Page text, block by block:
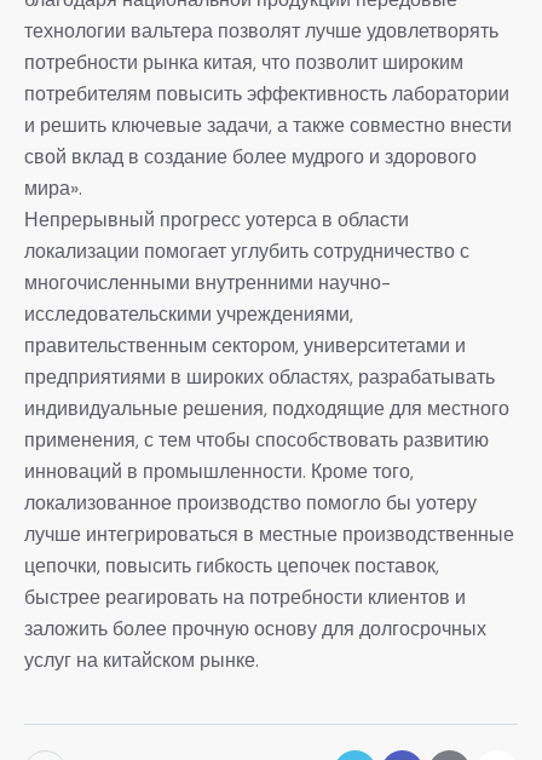
технологии вальтера позволят лучше удовлетворять
потребности рынка китая, что позволит широким
потребителям повысить эффективность лаборатории
и решить ключевые задачи, а также совместно внести
свой вклад в создание более мудрого и здорового
мира».
Непрерывный прогресс уотерса в области
локализации помогает углубить сотрудничество с
многочисленными внутренними научно-
исследовательскими учреждениями,
правительственным сектором, университетами и
предприятиями в широких областях, разрабатывать
индивидуальные решения, подходящие для местного
применения, с тем чтобы способствовать развитию
инноваций в промышленности. Кроме того,
локализованное производство помогло бы уотеру
лучше интегрироваться в местные производственные
цепочки, повысить гибкость цепочек поставок,
быстрее реагировать на потребности клиентов и
заложить более прочную основу для долгосрочных
услуг на китайском рынке.